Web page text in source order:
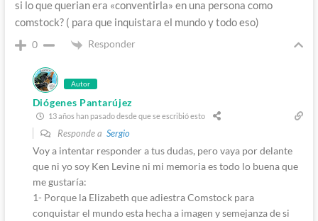
si lo que querian era «conventirla» en una persona como
comstock? ( para que inquistara el mundo y todo eso)
0 Responder
Autor
Diógenes Pantarújez
13 años han pasado desde que se escribió esto
Responde a Sergio
Voy a intentar responder a tus dudas, pero vaya por delante
que ni yo soy Ken Levine ni mi memoria es todo lo buena que
me gustaría:
1- Porque la Elizabeth que adiestra Comstock para
conquistar el mundo esta hecha a imagen y semejanza de si